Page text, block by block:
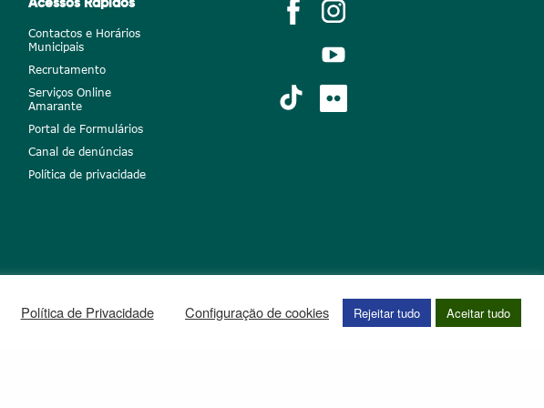
Acessos Rápidos
Contactos e Horários
Municipais
Recrutamento
Serviços Online
Amarante
Portal de Formulários
Canal de denúncias
Política de privacidade
Política de Privacidade Configuração de cookies Rejeitar tudo Aceitar tudo